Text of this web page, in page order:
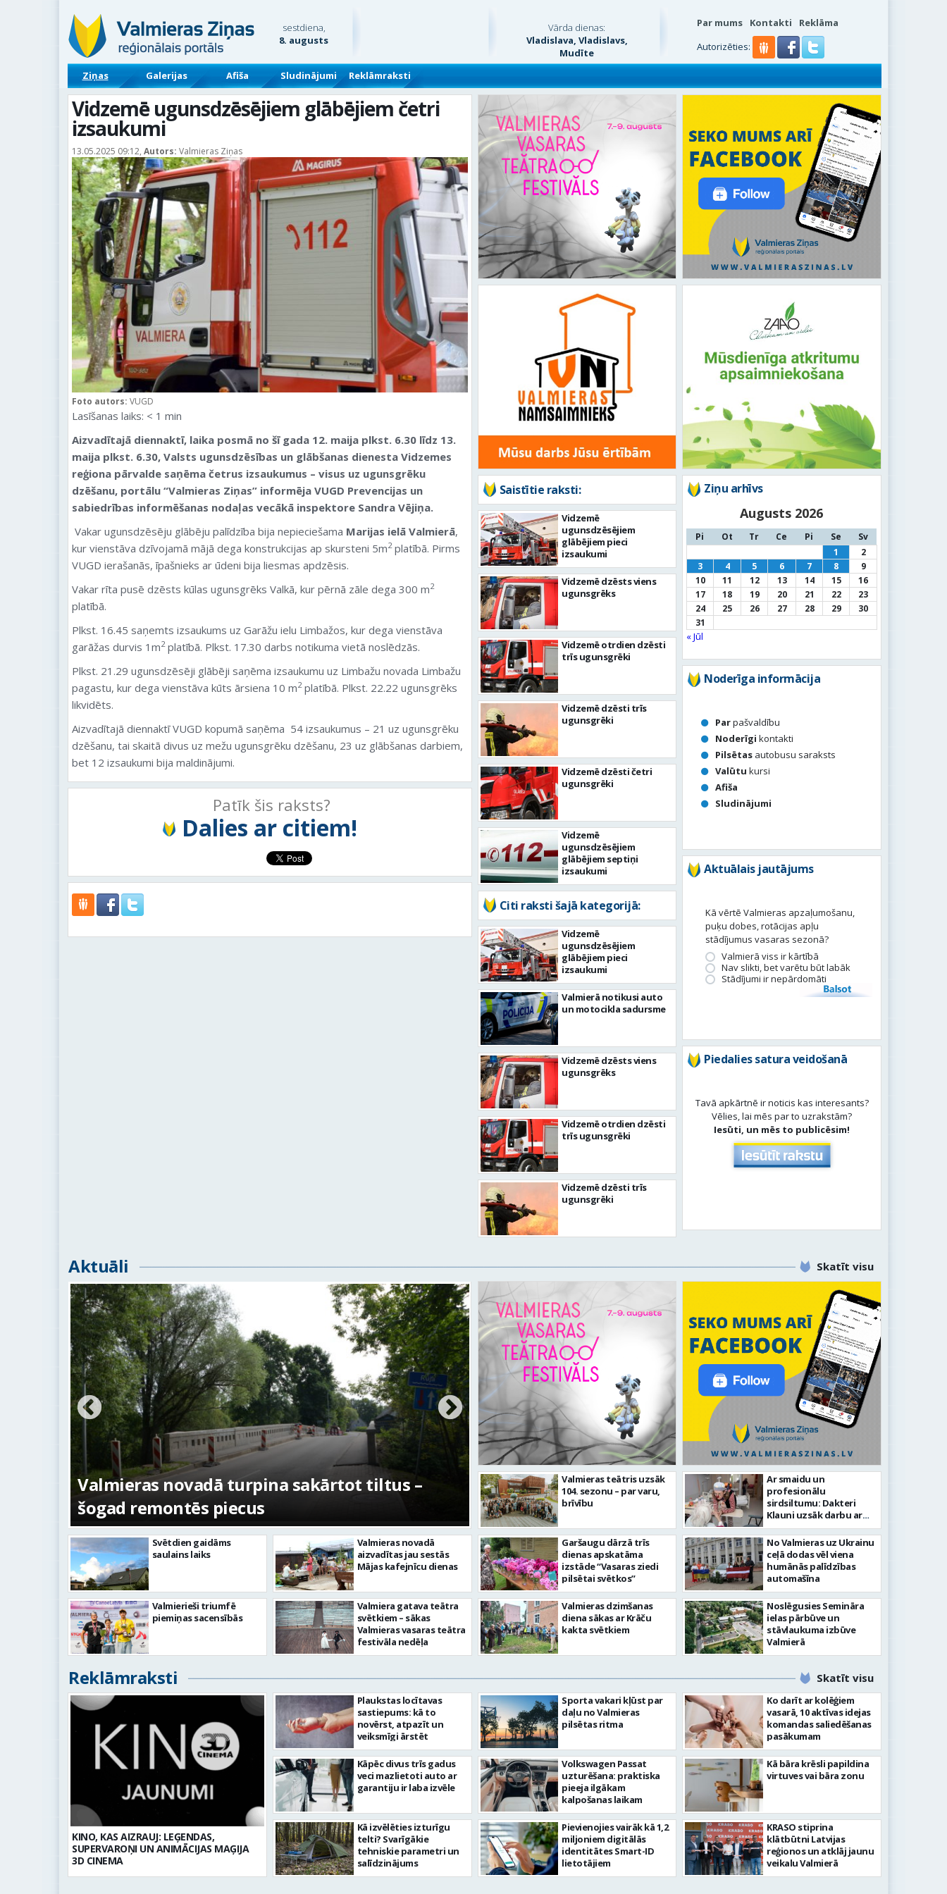
sestdiena,
8. augusts
Vārda dienas:
Vladislava, Vladislavs,
Mudīte
Par mums Kontakti
Reklāma
Autorizēties:
Ziņas Galerijas Afiša Sludinājumi Reklāmraksti
Vidzemē ugunsdzēsējiem glābējiem četri
izsaukumi
13.05.2025 09:12, Autors: Valmieras Ziņas
Foto autors: VUGD
Lasīšanas laiks: < 1 min
Aizvadītajā diennaktī, laika posmā no šī gada 12. maija plkst. 6.30 līdz 13.
maija plkst. 6.30, Valsts ugunsdzēsības un glābšanas dienesta Vidzemes
reģiona pārvalde saņēma četrus izsaukumus – visus uz ugunsgrēku
dzēšanu, portālu “Valmieras Ziņas” informēja VUGD Prevencijas un
sabiedrības informēšanas nodaļas vecākā inspektore Sandra Vējiņa.
Vakar ugunsdzēsēju glābēju palīdzība bija nepieciešama Marijas ielā Valmierā,
kur vienstāva dzīvojamā mājā dega konstrukcijas ap skursteni 5m2platībā. Pirms
VUGD ierašanās, īpašnieks ar ūdeni bija liesmas apdzēsis.
Vakar rīta pusē dzēsts kūlas ugunsgrēks Valkā, kur pērnā zāle dega 300 m2
platībā.
Plkst. 16.45 saņemts izsaukums uz Garāžu ielu Limbažos, kur dega vienstāva
garāžas durvis 1m2platībā. Plkst. 17.30 darbs notikuma vietā noslēdzās.
Plkst. 21.29 ugunsdzēsēji glābēji saņēma izsaukumu uz Limbažu novada Limbažu
pagastu, kur dega vienstāva kūts ārsiena 10 m2platībā. Plkst. 22.22 ugunsgrēks
likvidēts.
Aizvadītajā diennaktī VUGD kopumā saņēma 54 izsaukumus – 21 uz ugunsgrēku
dzēšanu, tai skaitā divus uz mežu ugunsgrēku dzēšanu, 23 uz glābšanas darbiem,
bet 12 izsaukumi bija maldinājumi.
Patīk šis raksts?
Dalies ar citiem!
Saistītie raksti:
Vidzemē
ugunsdzēsējiem
glābējiem pieci
izsaukumi
Vidzemē dzēsts viens
ugunsgrēks
Vidzemē otrdien dzēsti
trīs ugunsgrēki
Vidzemē dzēsti trīs
ugunsgrēki
Vidzemē dzēsti četri
ugunsgrēki
Vidzemē
ugunsdzēsējiem
glābējiem septiņi
izsaukumi
Citi raksti šajā kategorijā:
Vidzemē
ugunsdzēsējiem
glābējiem pieci
izsaukumi
Valmierā notikusi auto
un motocikla sadursme
Vidzemē dzēsts viens
ugunsgrēks
Vidzemē otrdien dzēsti
trīs ugunsgrēki
Vidzemē dzēsti trīs
ugunsgrēki
Ziņu arhīvs
Augusts 2026
Pi Ot Tr Ce Pi Se
Sv
1
2
3
4 5 6 7 8
9
10
11 12 13 14 15
16
17
18 19 20 21 22
23
24
25 26 27 28 29
30
31
« Jūl
Noderīga informācija
Parpašvaldību
Noderīgi kontakti
Pilsētas autobusu saraksts
Valūtu kursi
Afiša
Sludinājumi
Aktuālais jautājums
Kā vērtē Valmieras apzaļumošanu,
puķu dobes, rotācijas apļu
stādījumus vasaras sezonā?
Valmierā viss ir kārtībā
Nav slikti, bet varētu būt labāk
Stādījumi ir nepārdomāti
Balsot
Piedalies satura veidošanā
Tavā apkārtnē ir noticis kas interesants?
Vēlies, lai mēs par to uzrakstām?
Iesūti, un mēs to publicēsim!
Aktuāli Skatīt visu
Valmieras novadā turpina sakārtot tiltus –
šogad remontēs piecus
No pagaidu teātra līdz laikmetīgās kultūras
centram – kā attīstīsies “Kurtuve”
Svētdien gaidāms
saulains laiks
Valmierieši triumfē
piemiņas sacensībās
Valmieras novadā
aizvadītas jau sestās
Mājas kafejnīcu dienas
Valmiera gatava teātra
svētkiem – sākas
Valmieras vasaras teātra
festivāla nedēļa
Valmieras teātris uzsāk
104. sezonu – par varu,
brīvību
Garšaugu dārzā trīs
dienas apskatāma
izstāde “Vasaras ziedi
pilsētai svētkos”
Valmieras dzimšanas
diena sākas ar Krāču
kakta svētkiem
Ar smaidu un
profesionālu
sirdsiltumu: Dakteri
Klauni uzsāk darbu ar
senioriem Vidzemes
slimnīcā
No Valmieras uz Ukrainu
ceļā dodas vēl viena
humānās palīdzības
automašīna
Noslēgusies Semināra
ielas pārbūve un
stāvlaukuma izbūve
Valmierā
Reklāmraksti Skatīt visu
KINO, KAS AIZRAUJ: LEĢENDAS,
SUPERVAROŅI UN ANIMĀCIJAS MAĢIJA
3D CINEMA
Plaukstas locītavas
sastiepums: kā to
novērst, atpazīt un
veiksmīgi ārstēt
Kāpēc divus trīs gadus
veci mazlietoti auto ar
garantiju ir laba izvēle
Kā izvēlēties izturīgu
telti? Svarīgākie
tehniskie parametri un
salīdzinājums
Sporta vakari kļūst par
daļu no Valmieras
pilsētas ritma
Volkswagen Passat
uzturēšana: praktiska
pieeja ilgākam
kalpošanas laikam
Pievienojies vairāk kā 1,2
miljoniem digitālās
identitātes Smart-ID
lietotājiem
Ko darīt ar kolēģiem
vasarā, 10 aktīvas idejas
komandas saliedēšanas
pasākumam
Kā bāra krēsli papildina
virtuves vai bāra zonu
KRASO stiprina
klātbūtni Latvijas
reģionos un atklāj jaunu
veikalu Valmierā